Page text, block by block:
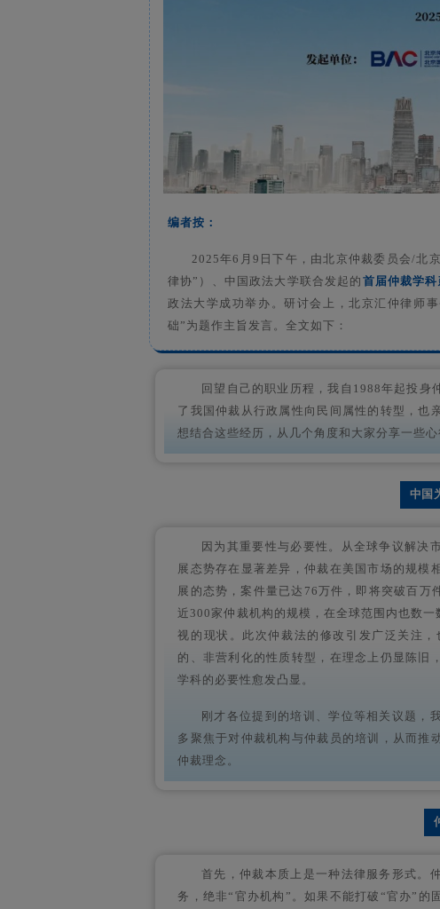
编者按：
2025年6月9日下午，由北京仲裁委员会/北
律协”）、中国政法大学联合发起的 首届仲裁学
政法大学成功举办。研讨会上，北京汇仲律师
础”为题作主旨发言。全文如下：
回望自己的职业历程，我自1988年起投身
了我国仲裁从行政属性向民间属性的转型，也
想结合这些经历，从几个角度和大家分享一些心
中国
因为其重要性与必要性。从全球争议解决
展态势存在显著差异，仲裁在美国市场的规模
展的态势，案件量已达76万件，即将突破百万
近300家仲裁机构的规模，在全球范围内也数
视的现状。此次仲裁法的修改引发广泛关注
的、非营利化的性质转型，在理念上仍显陈旧
学科的必要性愈发凸显。
刚才各位提到的培训、学位等相关议题，
多聚焦于对仲裁机构与仲裁员的培训，从而推
仲裁理念。
首先，仲裁本质上是一种法律服务形式。
务，绝非“官办机构”。如果不能打破“官办”